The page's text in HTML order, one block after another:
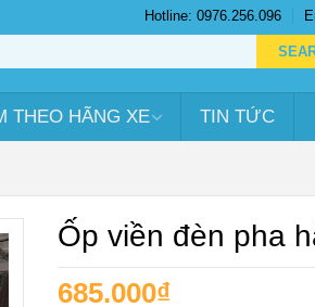
Hotline: 0976.256.096
THEO HÃNG XE TIN TỨC
Ốp viền đèn pha
685.000₫